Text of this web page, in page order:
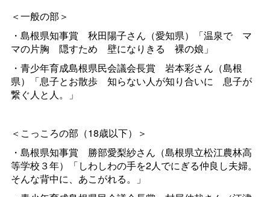
＜一般の部＞
・島根県知事賞 秋田陽子さん（愛知県）「温泉で マ
マの片胸 隠すため 壁になりき る 裸の娘」
・青少年育成島根県民会議会長賞 岩本彩さん（島根
県）「息子とお散歩 知らない人が知り合いに 息子が
繋ぐ人と人。」
＜こっころの部（18歳以下）＞
・島根県知事賞 勝部愛梨紗さん（島根県立松江農林高
等学校３年）「しわしわの手を2人でにぎる仲良し夫婦。
そんな背中に、あこがれる。」